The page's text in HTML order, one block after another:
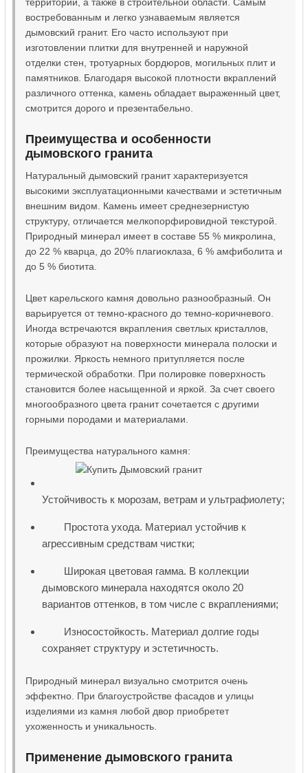
востребованным и легко узнаваемым является
дымовский гранит. Его часто используют при
изготовлении плитки для внутренней и наружной
отделки стен, тротуарных бордюров, могильных плит и
памятников. Благодаря высокой плотности вкраплений
различного оттенка, камень обладает выраженный цвет,
смотрится дорого и презентабельно.
Преимущества и особенности
дымовского гранита
Натуральный дымовский гранит характеризуется
высокими эксплуатационными качествами и эстетичным
внешним видом. Камень имеет среднезернистую
структуру, отличается мелкопорфировидной текстурой.
Природный минерал имеет в составе 55 % микролина,
до 22 % кварца, до 20% плагиоклаза, 6 % амфиболита и
до 5 % биотита.
Цвет карельского камня довольно разнообразный. Он
варьируется от темно-красного до темно-коричневого.
Иногда встречаются вкрапления светлых кристаллов,
которые образуют на поверхности минерала полоски и
прожилки. Яркость немного притупляется после
термической обработки. При полировке поверхность
становится более насыщенной и яркой. За счет своего
многообразного цвета гранит сочетается с другими
горными породами и материалами.
Преимущества натурального камня:
Устойчивость к морозам, ветрам и ультрафиолету;
Простота ухода. Материал устойчив к
агрессивным средствам чистки;
Широкая цветовая гамма. В коллекции
дымовского минерала находятся около 20
вариантов оттенков, в том числе с вкраплениями;
Износостойкость. Материал долгие годы
сохраняет структуру и эстетичность.
Природный минерал визуально смотрится очень
эффектно. При благоустройстве фасадов и улицы
изделиями из камня любой двор приобретет
ухоженность и уникальность.
Применение дымовского гранита